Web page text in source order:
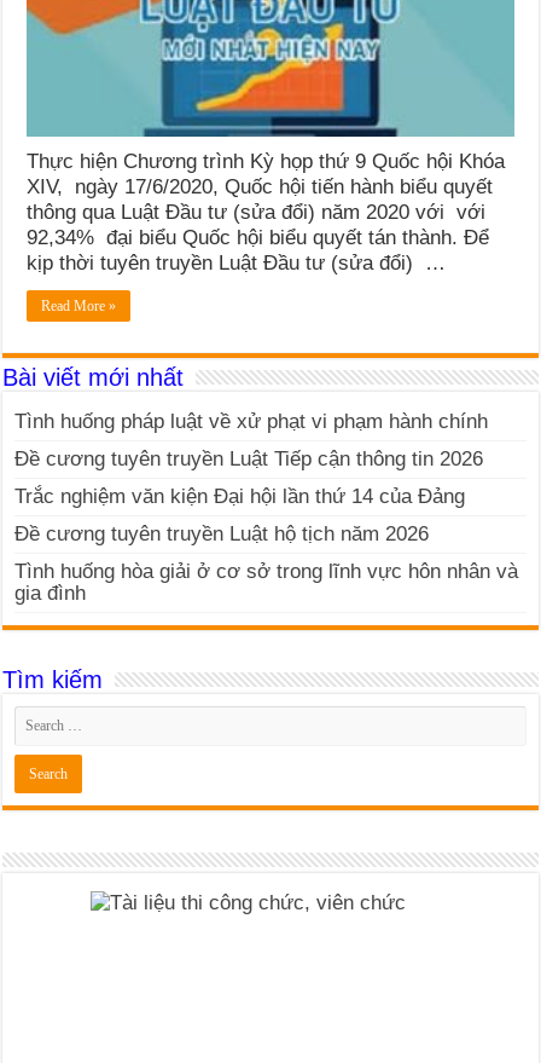
Thực hiện Chương trình Kỳ họp thứ 9 Quốc hội Khóa
XIV, ngày 17/6/2020, Quốc hội tiến hành biểu quyết
thông qua Luật Đầu tư (sửa đổi) năm 2020 với với
92,34% đại biểu Quốc hội biểu quyết tán thành. Để
kịp thời tuyên truyền Luật Đầu tư (sửa đổi) …
Read More »
Bài viết mới nhất
Tình huống pháp luật về xử phạt vi phạm hành chính
Đề cương tuyên truyền Luật Tiếp cận thông tin 2026
Trắc nghiệm văn kiện Đại hội lần thứ 14 của Đảng
Đề cương tuyên truyền Luật hộ tịch năm 2026
Tình huống hòa giải ở cơ sở trong lĩnh vực hôn nhân và
gia đình
Tìm kiếm